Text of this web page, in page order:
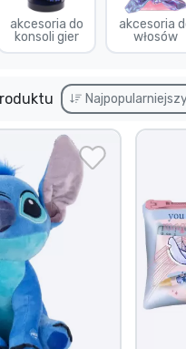
akcesoria do
konsoli gier
akcesoria
włosów